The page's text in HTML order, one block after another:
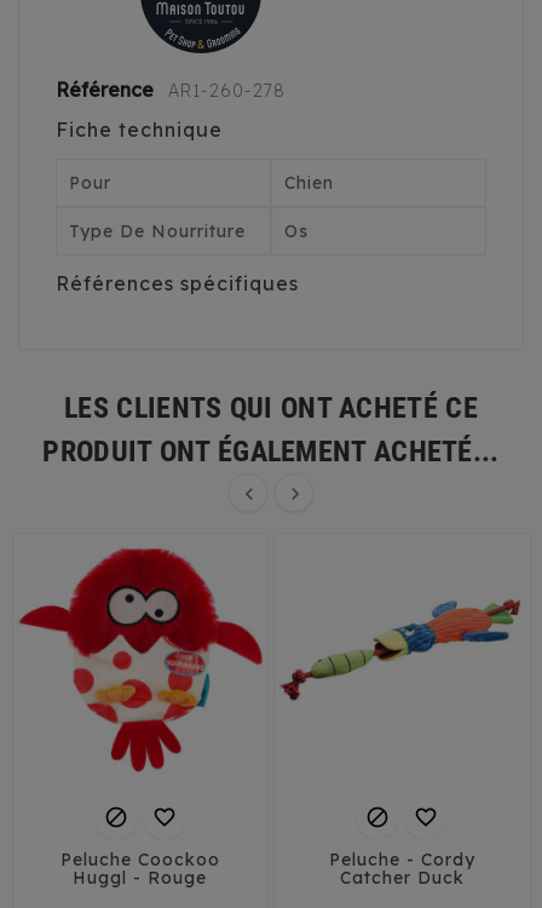
Référence AR1-260-278
Fiche technique
Pour Chien
Type De Nourriture Os
Références spécifiques
LES CLIENTS QUI ONT ACHETÉ CE
PRODUIT ONT ÉGALEMENT ACHETÉ...
 
 
Peluche Coockoo
Huggl - Rouge
 
Peluche - Cordy
Catcher Duck